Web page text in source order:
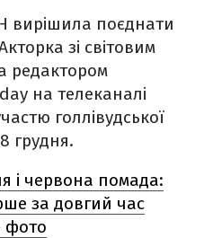
вирішила поєднати
зі світовим
редактором
на телеканалі
голлівудської
грудня.
і червона помада:
за довгий час
фото